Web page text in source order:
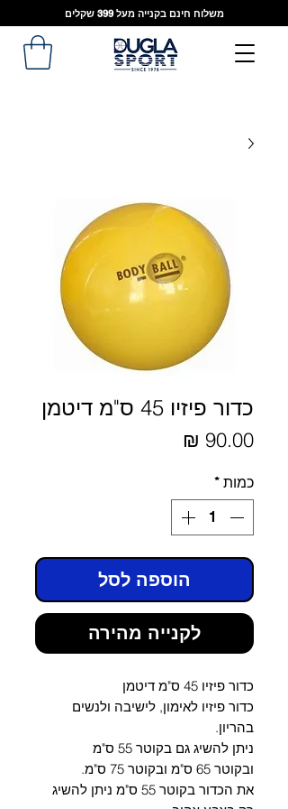
משלוח חינם בקנייה מעל 399 שקלים
כדור פיזיו 45 ס"מ דיטמן
כמות *
הוספה לסל
לקנייה מהירה
כדור פיזיו 45 ס"מ דיטמן
כדור פיזיו לאימון, לישיבה ולנשים
בהריון.
ניתן להשיג גם בקוטר 55 ס"מ
ובקוטר 65 ס"מ ובקוטר 75 ס"מ.
את הכדור בקוטר 55 ס"מ ניתן להשיג